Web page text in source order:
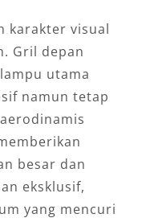
karakter visual
Gril depan
utama
namun tetap
besar dan
eksklusif,
yang mencuri